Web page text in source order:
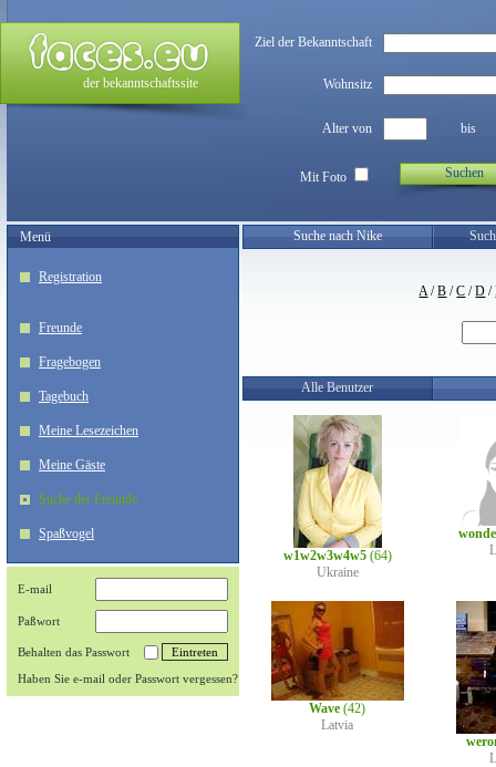
der bekanntschaftssite
Ziel der Bekanntschaft
Wohnsitz
Alter von bis
Mit Foto Suchen
Menü
Registration
Freunde
Fragebogen
Tagebuch
Meine Lesezeichen
Meine Gäste
Suche der Freunde
Spaßvogel
E-mail
Paßwort
Behalten das Passwort
Haben Sie e-mail oder Passwort vergessen?
Suche nach Nike
A/B /C /D /
Alle Benutzer
w1w2w3w4w5 (64)
Ukraine
Wave (42)
Latvia